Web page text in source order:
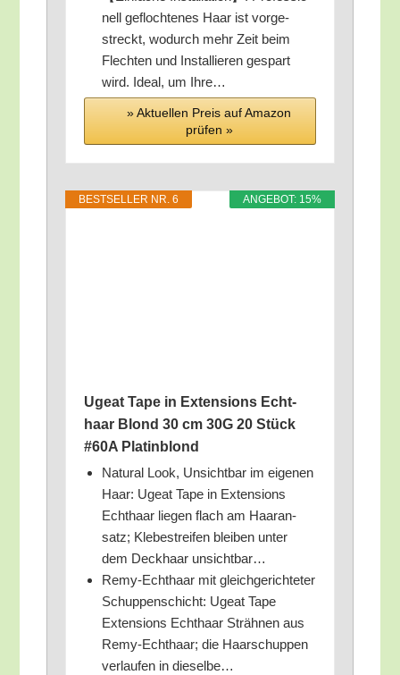
nell gefloch­te­nes Haar ist vor­ge­
streckt, wodurch mehr Zeit beim
Flech­ten und Instal­lie­ren gespart
wird. Ide­al, um Ihre…
» Aktu­el­len Preis auf Ama­zon
prü­fen »
ANGE­BOT: 15%
BEST­SEL­LER NR. 6
Ugeat Tape in Exten­si­ons Echt­
haar Blond 30 cm 30G 20 Stück
#60A Platinblond
Natu­ral Look, Unsicht­bar im eige­nen
Haar: Ugeat Tape in Exten­si­ons
Echt­haar lie­gen flach am Haar­an­
satz; Kle­be­strei­fen blei­ben unter
dem Deck­haar unsichtbar…
Remy-Echt­haar mit gleich­ge­rich­te­ter
Schup­pen­schicht: Ugeat Tape
Exten­si­ons Echt­haar Sträh­nen aus
Remy-Echt­haar; die Haar­schup­pen
ver­lau­fen in dieselbe…